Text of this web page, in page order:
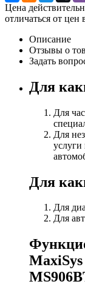
Цена
отличаться от
Описание
Отзывы о
Задать
Для
Для
Для
услуги
Для
Для
Для